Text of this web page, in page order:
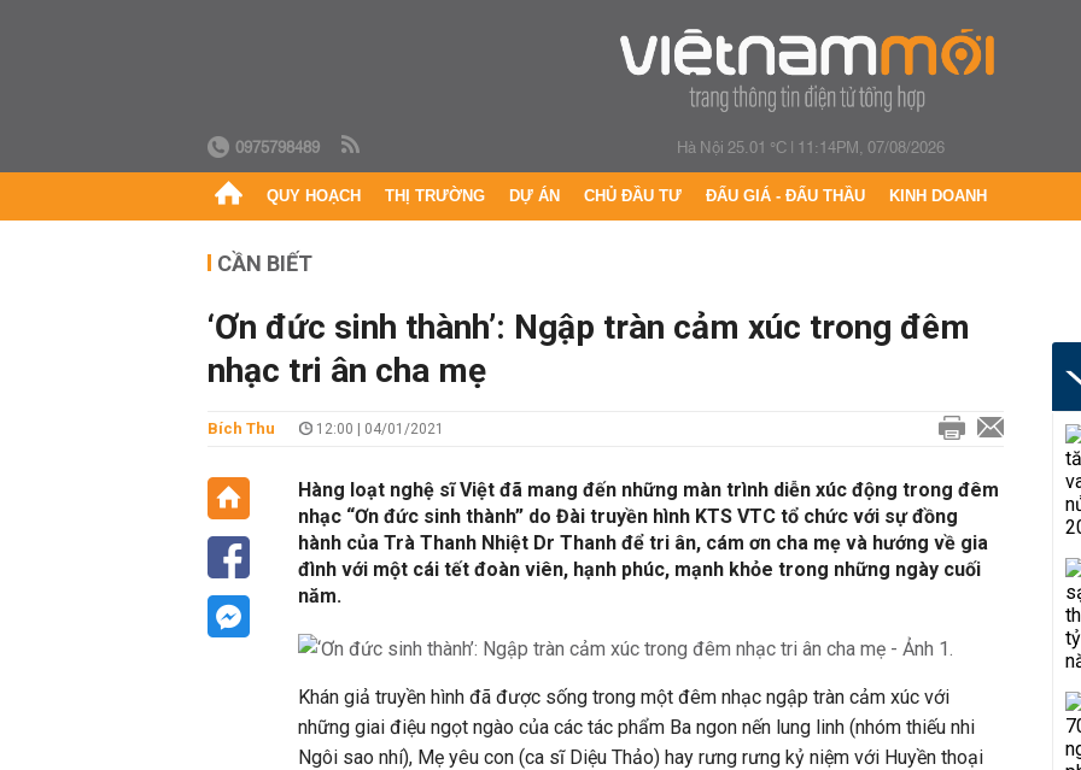
0975798489 Hà Nội 25.01 °C| 11:14PM, 07/08/2026
QUY HOẠCH THỊ TRƯỜNG DỰ ÁN CHỦ ĐẦU TƯ ĐẤU GIÁ - ĐẤU THẦU KINH DOANH
CẦN BIẾT
‘Ơn đức sinh thành’: Ngập tràn cảm xúc trong đêm
nhạc tri ân cha mẹ
Bích Thu 12:00 | 04/01/2021
Hàng loạt nghệ sĩ Việt đã mang đến những màn trình diễn xúc động trong đêm
nhạc “Ơn đức sinh thành” do Đài truyền hình KTS VTC tổ chức với sự đồng
hành của Trà Thanh Nhiệt Dr Thanh để tri ân, cám ơn cha mẹ và hướng về gia
đình với một cái tết đoàn viên, hạnh phúc, mạnh khỏe trong những ngày cuối
năm.
Khán giả truyền hình đã được sống trong một đêm nhạc ngập tràn cảm xúc với
những giai điệu ngọt ngào của các tác phẩm Ba ngon nến lung linh (nhóm thiếu nhi
Ngôi sao nhí), Mẹ yêu con (ca sĩ Diệu Thảo) hay rưng rưng kỷ niệm với Huyền thoại